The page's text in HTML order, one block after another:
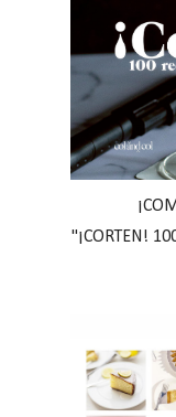
"¡CORTEN!